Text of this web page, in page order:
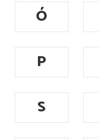
Ó
P
S